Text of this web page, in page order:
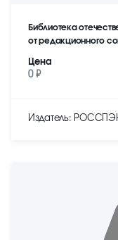
Библиотека
от редакционного
Цена
0 ₽
Издатель: